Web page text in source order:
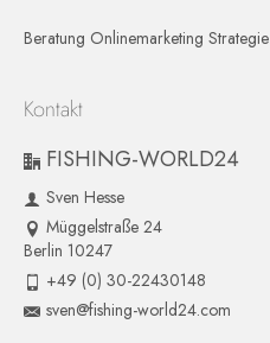
Beratung Onlinemarketing Strategie
Kontakt
FISHING-WORLD24
Sven Hesse
Müggelstraße 24
Berlin 10247
+49 (0) 30-22430148
sven@fishing-world24.com